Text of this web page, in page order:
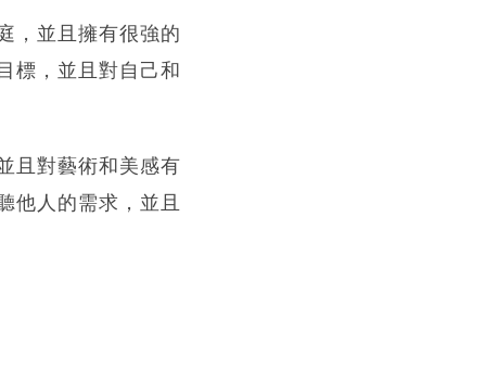
，並且擁有很強的
標，並且對自己和
且對藝術和美感有
他人的需求，並且